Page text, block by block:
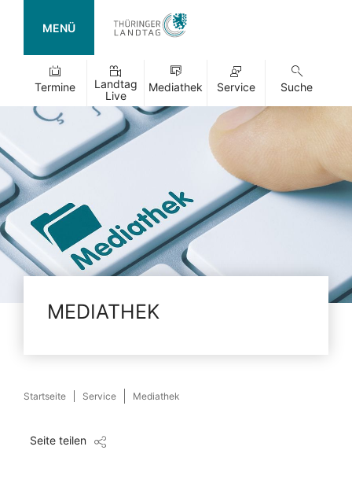
MENÜ
Termine
Landtag
Live
Mediathek Service Suche
MEDIATHEK
Startseite Service Mediathek
Seite teilen